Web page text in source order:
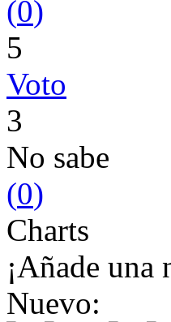
(0)
5
Voto
3
No sabe
(0)
Charts
¡Añade una
Nuevo: